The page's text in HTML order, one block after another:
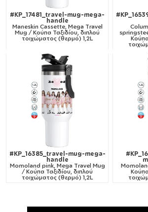
#KP_17481_travel-mug-mega-
handle
Maneskin Cassette, Mega Travel
Mug / Κούπα Ταξιδίου, διπλού
τοιχώματος (θερμό) 1,2L
#KP_16385_travel-mug-mega-
handle
Momoland pink, Mega Travel Mug
/ Κούπα Ταξιδίου, διπλού
τοιχώματος (θερμό) 1,2L